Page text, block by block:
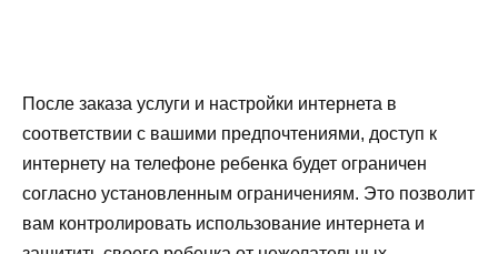
После заказа услуги и настройки интернета в
соответствии с вашими предпочтениями, доступ к
интернету на телефоне ребенка будет ограничен
согласно установленным ограничениям. Это позволит
вам контролировать использование интернета и